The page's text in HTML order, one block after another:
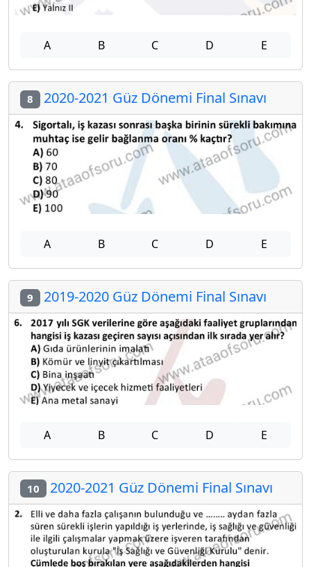
A B C D E
8 2020-2021 Güz Dönemi Final Sınavı
A B C D E
9 2019-2020 Güz Dönemi Final Sınavı
A B C D E
10 2020-2021 Güz Dönemi Final Sınavı